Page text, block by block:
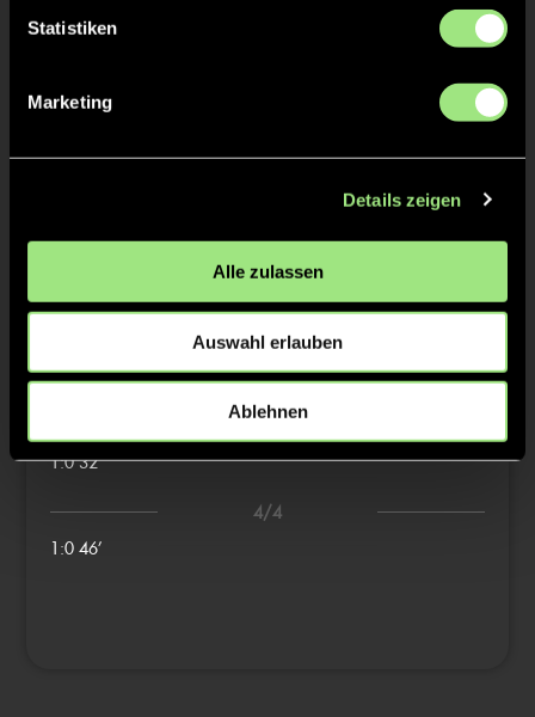
Statistiken
Marketing
Details zeigen
Alle zulassen
Auswahl erlauben
Ablehnen
Tore & Karten
2/4
3/4
1:0 32’
4/4
1:0 46’